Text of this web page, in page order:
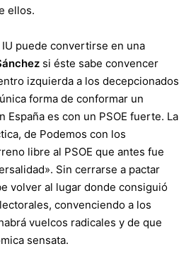
ellos.
puede convertirse en una
si éste sabe convencer
izquierda a los decepcionados
forma de conformar un
es con un PSOE fuerte. La
de Podemos con los
libre al PSOE que antes fue
Sin cerrarse a pactar
volver al lugar donde consiguió
convenciendo a los
vuelcos radicales y de que
sensata.